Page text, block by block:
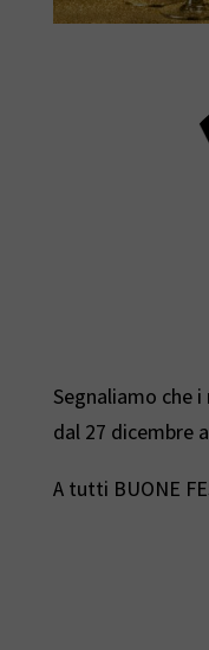
Segnaliamo che
dal 27 dicembre
A tutti BUONE